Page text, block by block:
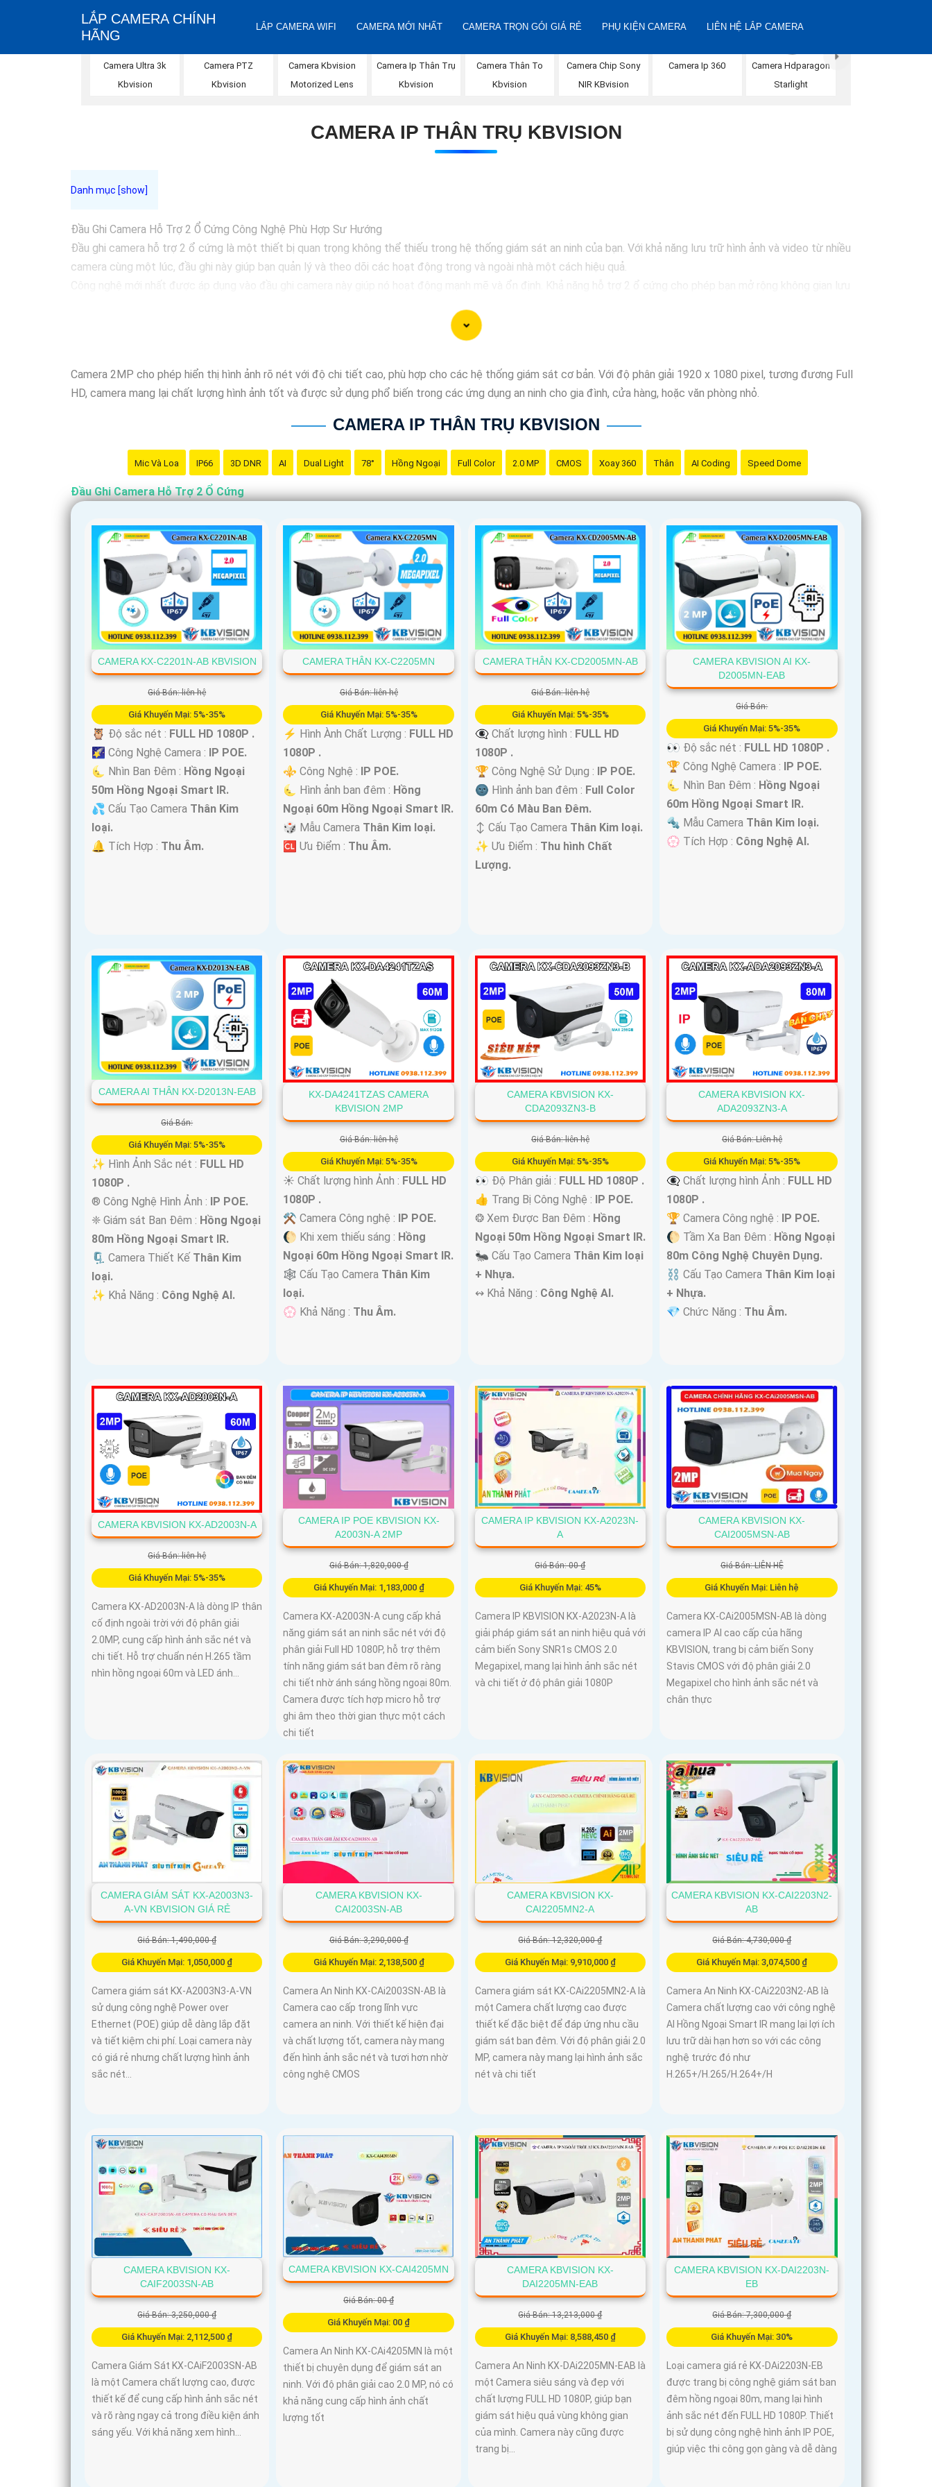
LẮP CAMERA CHÍNH
HÃNG
LẮP CAMERA WIFI CAMERA MỚI NHẤT CAMERA TRỌN GÓI GIÁ RẺ PHỤ KIỆN CAMERA LIÊN HỆ LẮP CAMERA
Camera Ultra 3k
Kbvision
Camera PTZ
Kbvision
Camera Kbvision
Motorized Lens
Camera Ip Thân Trụ
Kbvision
Camera Thân To
Kbvision
Camera Chip Sony
NIR KBvision
Camera Ip 360
Camera Hdparagon
Starlight
CAMERA IP THÂN TRỤ KBVISION
Đầu Ghi Camera Hỗ Trợ 2 Ổ Cứng Công Nghệ Phù Hợp Sư Hướng
Đầu ghi camera hỗ trợ 2 ổ cứng là một thiết bị quan trọng không thể thiếu trong hệ thống giám sát an ninh của bạn. Với khả năng lưu trữ hình ảnh và video từ nhiều
camera cùng một lúc, đầu ghi này giúp bạn quản lý và theo dõi các hoạt động trong và ngoài nhà một cách hiệu quả.
Nếu bạn đang tìm kiếm một giải pháp giám sát an ninh thông minh và tiện lợi, đầu ghi camera hỗ trợ 2 ổ cứng công nghệ phù hợp sẽ là sự lựa chọn hoàn hảo cho nhu
cầu của bạn. Hãy đầu tư vào sản phẩm này để bảo vệ và giám sát nhà ở, cửa hàng hoặc văn phòng của bạn một cách chuyên nghiệp và hiệu quả nhất.
Camera 2MP cho phép hiển thị hình ảnh rõ nét với độ chi tiết cao, phù hợp cho các hệ thống giám sát cơ bản. Với độ phân giải 1920 x 1080 pixel, tương đương Full
HD, camera mang lại chất lượng hình ảnh tốt và được sử dụng phổ biến trong các ứng dụng an ninh cho gia đình, cửa hàng, hoặc văn phòng nhỏ.
CAMERA IP THÂN TRỤ KBVISION
Mic Và Loa IP66 3D DNR AI Dual Light 78° Hồng Ngoại Full Color 2.0 MP CMOS Xoay 360 Thân AI Coding Speed Dome
Đầu Ghi Camera Hỗ Trợ 2 Ổ Cứng
CAMERA KX-C2201N-AB KBVISION
Giá Bán: liên hệ
Giá Khuyến Mại: 5%-35%
🦉 Độ sắc nét : FULL HD 1080P .
🌠 Công Nghệ Camera : IP POE.
🌜 Nhìn Ban Đêm : Hồng Ngoại
50m Hồng Ngoại Smart IR.
💦 Cấu Tạo Camera Thân Kim
loại.
️🔔 Tích Hợp : Thu Âm.
CAMERA THÂN KX-C2205MN
Giá Bán: liên hệ
Giá Khuyến Mại: 5%-35%
️⚡ Hình Ành Chất Lượng : FULL HD
1080P .
⚜️ Công Nghệ : IP POE.
🌜 Hình ảnh ban đêm : Hồng
Ngoại 60m Hồng Ngoại Smart IR.
🎲 Mẫu Camera Thân Kim loại.
️🆑 Ưu Điểm : Thu Âm.
CAMERA THÂN KX-CD2005MN-AB
Giá Bán: liên hệ
Giá Khuyến Mại: 5%-35%
👁️‍🗨 Chất lượng hình : FULL HD
1080P .
🏆 Công Nghệ Sử Dụng : IP POE.
🌚 Hình ảnh ban đêm : Full Color
60m Có Màu Ban Ðêm.
↕️ Cấu Tạo Camera Thân Kim loại.
️✨ Ưu Điểm : Thu hình Chất
Lượng.
CAMERA KBVISION AI KX-
D2005MN-EAB
Giá Bán:
Giá Khuyến Mại: 5%-35%
️
👀 Độ sắc nét : FULL HD 1080P .
🏆 Công Nghệ Camera : IP POE.
🌜 Nhìn Ban Đêm : Hồng Ngoại
60m Hồng Ngoại Smart IR.
🔩 Mẫu Camera Thân Kim loại.
️💮 Tích Hợp : Công Nghệ AI.
CAMERA AI THÂN KX-D2013N-EAB
Giá Bán:
Giá Khuyến Mại: 5%-35%
✨ Hình Ảnh Sắc nét : FULL HD
1080P .
®️ Công Nghệ Hình Ảnh : IP POE.
❈ Giám sát Ban Đêm : Hồng Ngoại
80m Hồng Ngoại Smart IR.
🗜️ Camera Thiết Kế Thân Kim
loại.
️✨ Khả Năng : Công Nghệ AI.
KX-DA4241TZAS CAMERA
KBVISION 2MP
Giá Bán: liên hệ
Giá Khuyến Mại: 5%-35%
☀️ Chất lượng hình Ảnh : FULL HD
1080P .
⚒ Camera Công nghệ : IP POE.
🌔 Khi xem thiếu sáng : Hồng
Ngoại 60m Hồng Ngoại Smart IR.
🕸️ Cấu Tạo Camera Thân Kim
loại.
️💮 Khả Năng : Thu Âm.
CAMERA KBVISION KX-
CDA2093ZN3-B
Giá Bán: liên hệ
Giá Khuyến Mại: 5%-35%
👀 Độ Phân giải : FULL HD 1080P .
👍 Trang Bị Công Nghệ : IP POE.
❂ Xem Được Ban Đêm : Hồng
Ngoại 50m Hồng Ngoại Smart IR.
🐜 Cấu Tạo Camera Thân Kim loại
+ Nhựa.
️↭ Khả Năng : Công Nghệ AI.
CAMERA KBVISION KX-
ADA2093ZN3-A
Giá Bán: Liên hệ
Giá Khuyến Mại: 5%-35%
👁️‍🗨 Chất lượng hình Ảnh : FULL HD
1080P .
🏆 Camera Công nghệ : IP POE.
🌔 Tầm Xa Ban Đêm : Hồng Ngoại
80m Công Nghệ Chuyên Dụng.
⛓ Cấu Tạo Camera Thân Kim loại
+ Nhựa.
️💎 Chức Năng : Thu Âm.
CAMERA KBVISION KX-AD2003N-A
Giá Bán: liên hệ
Giá Khuyến Mại: 5%-35%
Camera KX-AD2003N-A là dòng IP thân
cố định ngoài trời với độ phân giải
2.0MP, cung cấp hình ảnh sắc nét và
chi tiết. Hỗ trợ chuẩn nén H.265 tầm
nhìn hồng ngoại 60m và LED ánh...
CAMERA IP POE KBVISION KX-
A2003N-A 2MP
Giá Bán: 1,820,000 ₫
Giá Khuyến Mại: 1,183,000 ₫
Camera KX-A2003N-A cung cấp khả
năng giám sát an ninh sắc nét với độ
phân giải Full HD 1080P, hỗ trợ thêm
tính năng giám sát ban đêm rõ ràng
chi tiết nhờ ánh sáng hồng ngoại 80m.
Camera được tích hợp micro hỗ trợ
ghi âm theo thời gian thực một cách
chi tiết
CAMERA IP KBVISION KX-A2023N-
A
Giá Bán: 00 ₫
Giá Khuyến Mại: 45%
Camera IP KBVISION KX-A2023N-A là
giải pháp giám sát an ninh hiệu quả với
cảm biến Sony SNR1s CMOS 2.0
Megapixel, mang lại hình ảnh sắc nét
và chi tiết ở độ phân giải 1080P
CAMERA KBVISION KX-
CAI2005MSN-AB
Giá Bán: LIÊN HỆ
Giá Khuyến Mại: Liên hệ
Camera KX-CAi2005MSN-AB là dòng
camera IP AI cao cấp của hãng
KBVISION, trang bị cảm biến Sony
Stavis CMOS với độ phân giải 2.0
Megapixel cho hình ảnh sắc nét và
chân thực
CAMERA GIÁM SÁT KX-A2003N3-
A-VN KBVISION GIÁ RẺ
Giá Bán: 1,490,000 ₫
Giá Khuyến Mại: 1,050,000 ₫
Camera giám sát KX-A2003N3-A-VN
sử dụng công nghệ Power over
Ethernet (POE) giúp dễ dàng lắp đặt
và tiết kiệm chi phí. Loại camera này
có giá rẻ nhưng chất lượng hình ảnh
sắc nét...
CAMERA KBVISION KX-
CAI2003SN-AB
Giá Bán: 3,290,000 ₫
Giá Khuyến Mại: 2,138,500 ₫
Camera An Ninh KX-CAi2003SN-AB là
Camera cao cấp trong lĩnh vực
camera an ninh. Với thiết kế hiện đại
và chất lượng tốt, camera này mang
đến hình ảnh sắc nét và tươi hơn nhờ
công nghệ CMOS
CAMERA KBVISION KX-
CAI2205MN2-A
Giá Bán: 12,320,000 ₫
Giá Khuyến Mại: 9,910,000 ₫
Camera giám sát KX-CAi2205MN2-A là
một Camera chất lượng cao được
thiết kế đặc biệt để đáp ứng nhu cầu
giám sát ban đêm. Với độ phân giải 2.0
MP, camera này mang lại hình ảnh sắc
nét và chi tiết
CAMERA KBVISION KX-CAI2203N2-
AB
Giá Bán: 4,730,000 ₫
Giá Khuyến Mại: 3,074,500 ₫
Camera An Ninh KX-CAi2203N2-AB là
Camera chất lượng cao với công nghệ
AI Hồng Ngoại Smart IR mang lại lợi ích
lưu trữ dài hạn hơn so với các công
nghệ trước đó như
H.265+/H.265/H.264+/H
CAMERA KBVISION KX-
CAIF2003SN-AB
Giá Bán: 3,250,000 ₫
Giá Khuyến Mại: 2,112,500 ₫
Camera Giám Sát KX-CAiF2003SN-AB
là một Camera chất lượng cao, được
thiết kế để cung cấp hình ảnh sắc nét
và rõ ràng ngay cả trong điều kiện ánh
sáng yếu. Với khả năng xem hình...
CAMERA KBVISION KX-CAI4205MN
Giá Bán: 00 ₫
Giá Khuyến Mại: 00 ₫
Camera An Ninh KX-CAi4205MN là một
thiết bị chuyên dụng để giám sát an
ninh. Với độ phân giải cao 2.0 MP, nó có
khả năng cung cấp hình ảnh chất
lượng tốt
CAMERA KBVISION KX-
DAI2205MN-EAB
Giá Bán: 13,213,000 ₫
Giá Khuyến Mại: 8,588,450 ₫
Camera An Ninh KX-DAi2205MN-EAB là
một Camera siêu sáng và đẹp với
chất lượng FULL HD 1080P, giúp bạn
giám sát hiệu quả vùng không gian
của mình. Camera này cũng được
trang bị...
CAMERA KBVISION KX-DAI2203N-
EB
Giá Bán: 7,300,000 ₫
Giá Khuyến Mại: 30%
Loại camera giá rẻ KX-DAi2203N-EB
được trang bị công nghệ giám sát ban
đêm hồng ngoại 80m, mang lại hình
ảnh sắc nét đến FULL HD 1080P. Thiết
bị sử dụng công nghệ hình ảnh IP POE,
giúp việc thi công gọn gàng và dễ dàng